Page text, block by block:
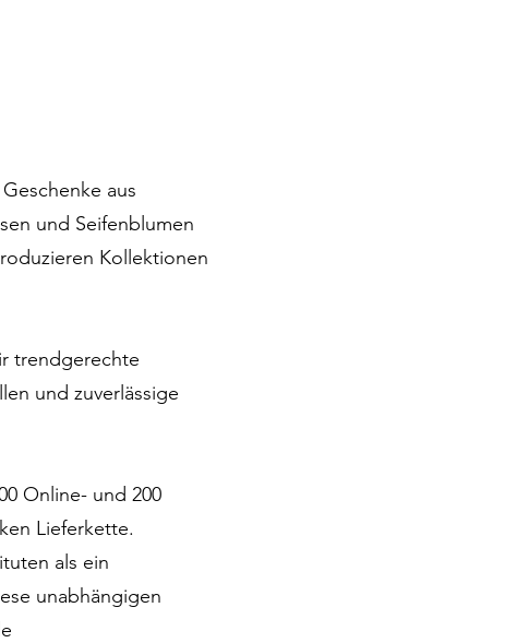
aus
und Seifenblumen
Kollektionen
trendgerechte
und zuverlässige
Online- und 200
Lieferkette.
als ein
unabhängigen